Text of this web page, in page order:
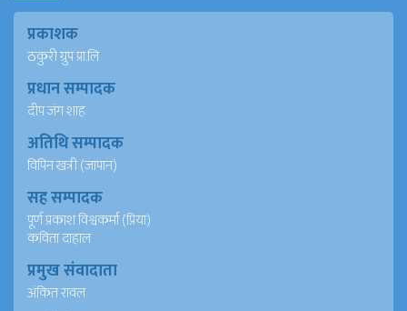
प्रकाशक
ठकुरी ग्रुप प्रा.लि
प्रधान सम्पादक
दीप जंग शाह
अतिथि सम्पादक
विपिन खत्री (जापान)
सह सम्पादक
पूर्ण प्रकाश विश्वकर्मा (प्रिया)
कविता दाहाल
प्रमुख संवादाता
अंकित रावल